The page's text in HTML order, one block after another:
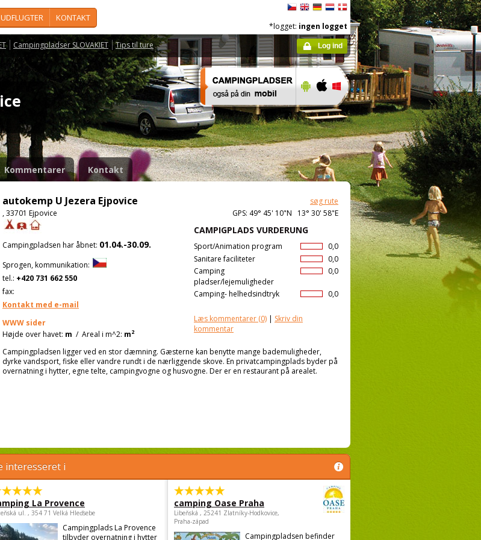
KONTAKT
Campingpladser SLOVAKIET Tips til ture
*logget: ingen logget
Log ind
Kommentarer Kontakt
autokemp U Jezera Ejpovice
søg rute
, 33701 Ejpovice
GPS: 49° 45' 10"N 13° 30' 58"E
CAMPIGPLADS VURDERUNG
0,0
Sport/Animation program
0,0
Sanitare faciliteter
0,0
Camping
pladser/lejemuligheder
0,0
Camping- helhedsindtryk
Læs kommentarer (0) | Skriv din
kommentar
Campingpladsen har åbnet: 01.04.-30.09.
Sprogen, kommunikation:
tel.: +420 731 662 550
fax:
Kontakt med e-mail
WWW sider
Højde over havet: m / Areal i m^2: m2
Campingpladsen ligger ved en stor dæmning. Gæsterne kan benytte mange bademuligheder,
dyrke vandsport, fiske eller vandre rundt i de nærliggende skove. En privatcampingplads byder på
overnatning i hytter, egne telte, campingvogne og husvogne. Der er en restaurant på arealet.
interesseret i
La Provence
ul. , 354 71 Velká Hleďsebe
Campingplads La Provence
tilbyder overnatning i hytter
camping Oase Praha
Libeňská , 25241 Zlatníky-Hodkovice,
Praha-západ
Campingpladsen befinder